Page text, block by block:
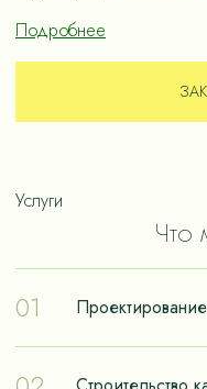
Подробнее
Услуги
Что
01
Проектирование